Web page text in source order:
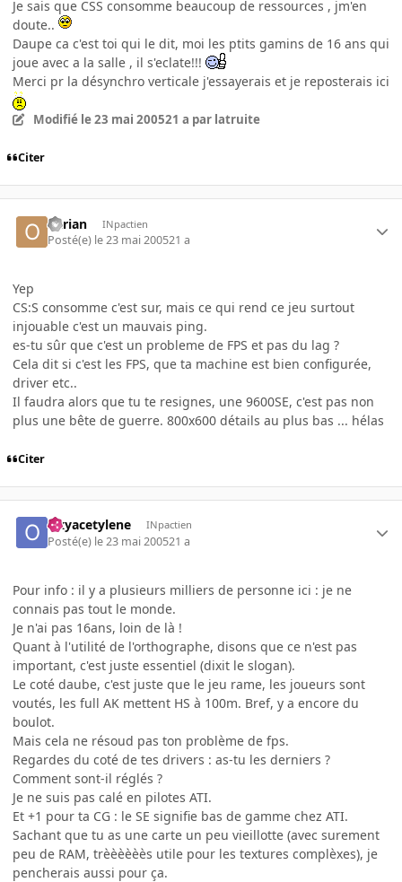
Je sais que CSS consomme beaucoup de ressources , jm'en
doute..
Daupe ca c'est toi qui le dit, moi les ptits gamins de 16 ans qui
joue avec a la salle , il s'eclate!!!
Merci pr la désynchro verticale j'essayerais et je reposterais ici
Modifié le 23 mai 200521 a par latruite
Citer
Otrian INpactien
Posté(e) le 23 mai 200521 a
Yep
CS:S consomme c'est sur, mais ce qui rend ce jeu surtout
injouable c'est un mauvais ping.
es-tu sûr que c'est un probleme de FPS et pas du lag ?
Cela dit si c'est les FPS, que ta machine est bien configurée,
driver etc..
Il faudra alors que tu te resignes, une 9600SE, c'est pas non
plus une bête de guerre. 800x600 détails au plus bas ... hélas
Citer
Oxyacetylene INpactien
Posté(e) le 23 mai 200521 a
Pour info : il y a plusieurs milliers de personne ici : je ne
connais pas tout le monde.
Je n'ai pas 16ans, loin de là !
Quant à l'utilité de l'orthographe, disons que ce n'est pas
important, c'est juste essentiel (dixit le slogan).
Le coté daube, c'est juste que le jeu rame, les joueurs sont
voutés, les full AK mettent HS à 100m. Bref, y a encore du
boulot.
Mais cela ne résoud pas ton problème de fps.
Regardes du coté de tes drivers : as-tu les derniers ?
Comment sont-il réglés ?
Je ne suis pas calé en pilotes ATI.
Et +1 pour ta CG : le SE signifie bas de gamme chez ATI.
Sachant que tu as une carte un peu vieillotte (avec surement
peu de RAM, trèèèèèès utile pour les textures complèxes), je
pencherais aussi pour ça.